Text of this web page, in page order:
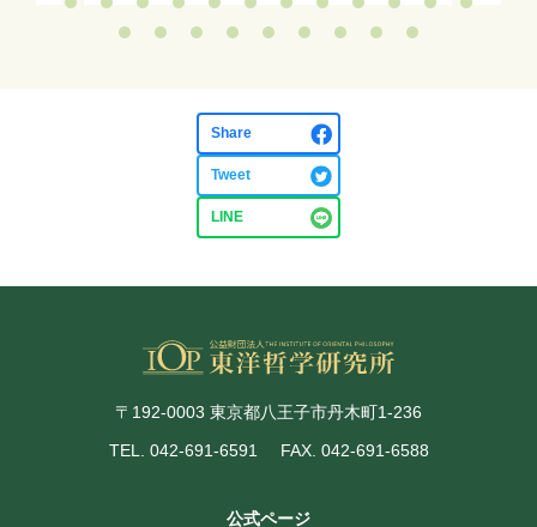
Share
Tweet
LINE
〒192-0003 東京都八王子市丹木町1-236
TEL. 042-691-6591
FAX. 042-691-6588
公式ページ